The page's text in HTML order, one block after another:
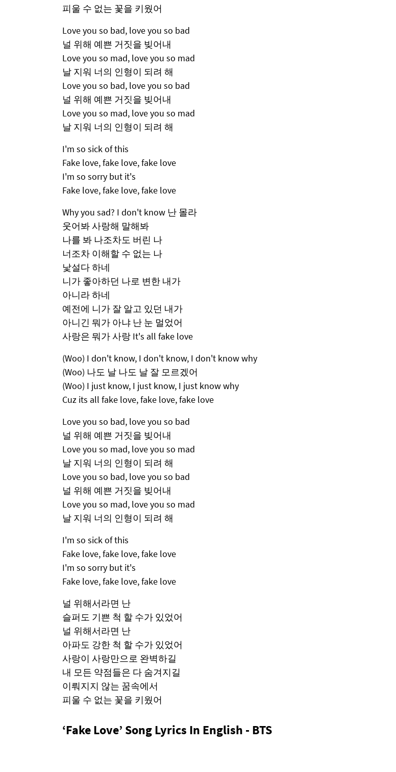
피울 수 없는 꽃을 키웠어
Love you so bad, love you so bad
널 위해 예쁜 거짓을 빚어내
Love you so mad, love you so mad
날 지워 너의 인형이 되려 해
Love you so bad, love you so bad
널 위해 예쁜 거짓을 빚어내
Love you so mad, love you so mad
날 지워 너의 인형이 되려 해
I'm so sick of this
Fake love, fake love, fake love
I'm so sorry but it's
Fake love, fake love, fake love
Why you sad? I don't know 난 몰라
웃어봐 사랑해 말해봐
나를 봐 나조차도 버린 나
너조차 이해할 수 없는 나
낯설다 하네
니가 좋아하던 나로 변한 내가
아니라 하네
예전에 니가 잘 알고 있던 내가
아니긴 뭐가 아냐 난 눈 멀었어
사랑은 뭐가 사랑 It's all fake love
(Woo) I don't know, I don't know, I don't know why
(Woo) 나도 날 나도 날 잘 모르겠어
(Woo) I just know, I just know, I just know why
Cuz its all fake love, fake love, fake love
Love you so bad, love you so bad
널 위해 예쁜 거짓을 빚어내
Love you so mad, love you so mad
날 지워 너의 인형이 되려 해
Love you so bad, love you so bad
널 위해 예쁜 거짓을 빚어내
Love you so mad, love you so mad
날 지워 너의 인형이 되려 해
I'm so sick of this
Fake love, fake love, fake love
I'm so sorry but it's
Fake love, fake love, fake love
널 위해서라면 난
슬퍼도 기쁜 척 할 수가 있었어
널 위해서라면 난
아파도 강한 척 할 수가 있었어
사랑이 사랑만으로 완벽하길
내 모든 약점들은 다 숨겨지길
이뤄지지 않는 꿈속에서
피울 수 없는 꽃을 키웠어
‘Fake Love’ Song Lyrics In English - BTS